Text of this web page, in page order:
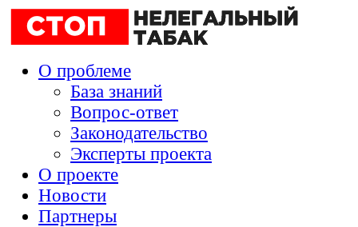
О проблеме
База знаний
Вопрос-ответ
Законодательство
Эксперты проекта
О проекте
Новости
Партнеры